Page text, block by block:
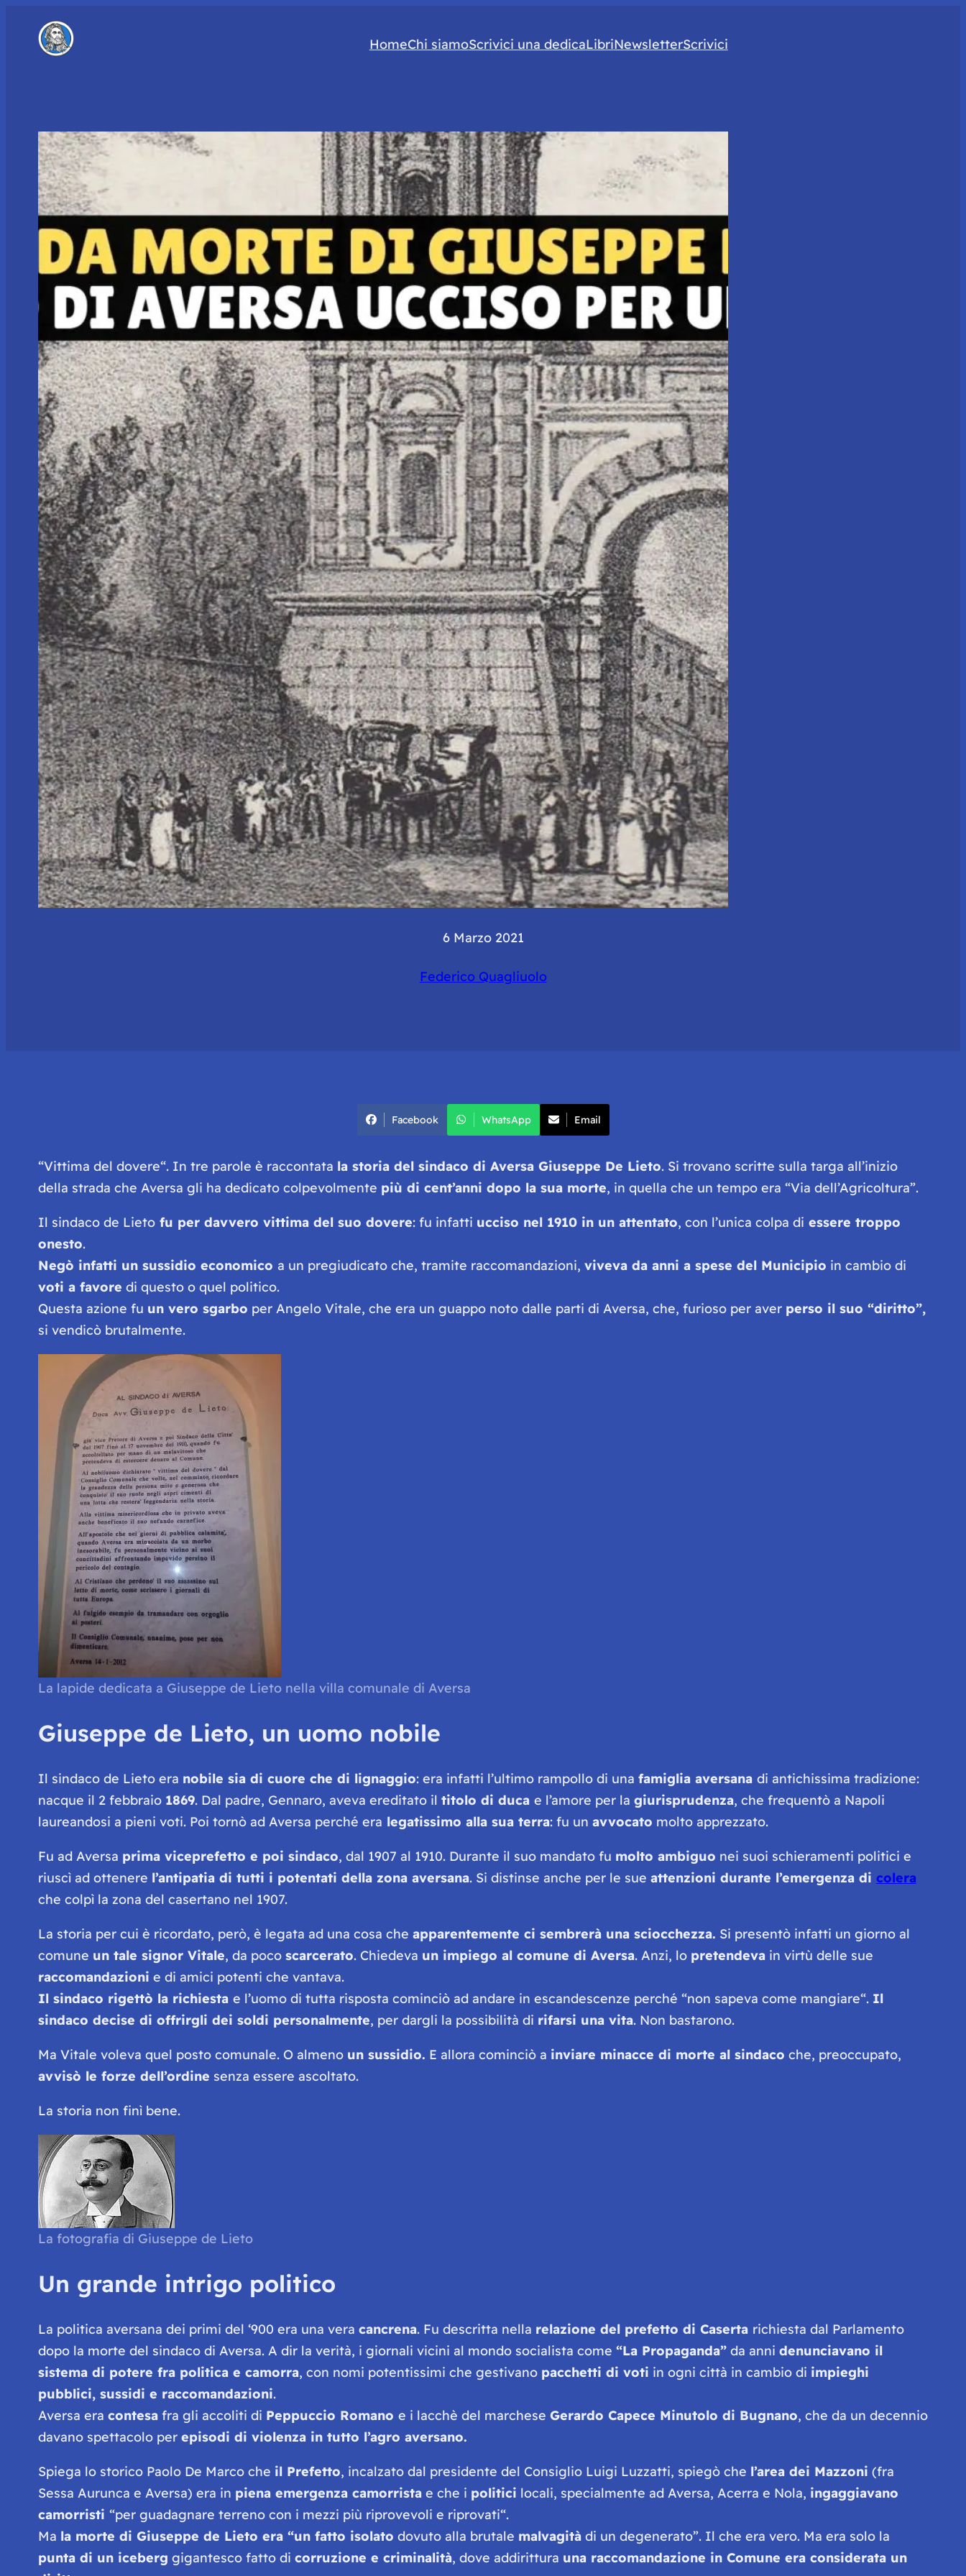
HomeChi siamoScrivici una dedicaLibriNewsletterScrivici
6 Marzo 2021
Federico Quagliuolo
Facebook WhatsApp Email
“Vittima del dovere“. In tre parole è raccontata la storia del sindaco di Aversa Giuseppe De Lieto. Si trovano scritte sulla targa all’inizio
della strada che Aversa gli ha dedicato colpevolmente più di cent’anni dopo la sua morte, in quella che un tempo era “Via dell’Agricoltura”.
Il sindaco de Lietofu per davvero vittima del suo dovere: fu infatti ucciso nel 1910 in un attentato, con l’unica colpa di essere troppo
onesto.
Negò infatti un sussidio economico a un pregiudicato che, tramite raccomandazioni, viveva da anni a spese del Municipio in cambio di
voti a favore di questo o quel politico.
Questa azione fu un vero sgarbo per Angelo Vitale, che era un guappo noto dalle parti di Aversa, che, furioso per aver perso il suo “diritto”,
si vendicò brutalmente.
La lapide dedicata a Giuseppe de Lieto nella villa comunale di Aversa
Giuseppe de Lieto, un uomo nobile
Il sindaco de Lieto era nobile sia di cuore che di lignaggio: era infatti l’ultimo rampollo di una famiglia aversana di antichissima tradizione:
nacque il 2 febbraio 1869. Dal padre, Gennaro, aveva ereditato il titolo di duca e l’amore per la giurisprudenza, che frequentò a Napoli
laureandosi a pieni voti. Poi tornò ad Aversa perché era legatissimo alla sua terra: fu un avvocato molto apprezzato.
Fu ad Aversa prima viceprefetto e poi sindaco, dal 1907 al 1910. Durante il suo mandato fu molto ambiguo nei suoi schieramenti politici e
riuscì ad ottenere l’antipatia di tutti i potentati della zona aversana. Si distinse anche per le sue attenzioni durante l’emergenza di colera
che colpì la zona del casertano nel 1907.
La storia per cui è ricordato, però, è legata ad una cosa che apparentemente ci sembrerà una sciocchezza. Si presentò infatti un giorno al
comune un tale signor Vitale, da poco scarcerato. Chiedeva un impiego al comune di Aversa. Anzi, lo pretendevain virtù delle sue
raccomandazioni e di amici potenti che vantava.
Il sindaco rigettò la richiesta e l’uomo di tutta risposta cominciò ad andare in escandescenze perché “non sapeva come mangiare“. Il
sindaco decise di offrirgli dei soldi personalmente, per dargli la possibilità di rifarsi una vita. Non bastarono.
Ma Vitale voleva quel posto comunale. O almeno un sussidio. E allora cominciò a inviare minacce di morte al sindaco che, preoccupato,
avvisò le forze dell’ordine senza essere ascoltato.
La storia non finì bene.
La fotografia di Giuseppe de Lieto
Un grande intrigo politico
La politica aversana dei primi del ‘900 era una vera cancrena. Fu descritta nella relazione del prefetto di Caserta richiesta dal Parlamento
dopo la morte del sindaco di Aversa. A dir la verità, i giornali vicini al mondo socialista come “La Propaganda”da anni denunciavano il
sistema di potere fra politica e camorra, con nomi potentissimi che gestivano pacchetti di voti in ogni città in cambio di impieghi
pubblici, sussidi e raccomandazioni.
Aversa era contesafra gli accoliti di Peppuccio Romano e i lacchè del marchese Gerardo Capece Minutolo di Bugnano, che da un decennio
davano spettacolo per episodi di violenza in tutto l’agro aversano.
Spiega lo storico Paolo De Marco che il Prefetto, incalzato dal presidente del Consiglio Luigi Luzzatti, spiegò che l’area dei Mazzoni (fra
Sessa Aurunca e Aversa) era in piena emergenza camorristae che i politici locali, specialmente ad Aversa, Acerra e Nola, ingaggiavano
camorristi “per guadagnare terreno con i mezzi più riprovevoli e riprovati“.
Ma la morte di Giuseppe de Lieto era “un fatto isolato dovuto alla brutale malvagitàdi un degenerato”. Il che era vero. Ma era solo la
punta di un iceberg gigantesco fatto di corruzione e criminalità, dove addirittura una raccomandazione in Comune era considerata un